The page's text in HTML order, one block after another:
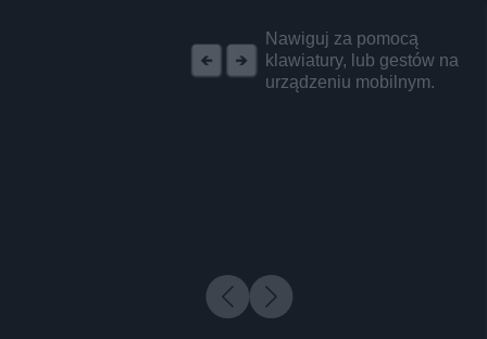
Nawiguj za pomocą
klawiatury, lub gestów na
urządzeniu mobilnym.